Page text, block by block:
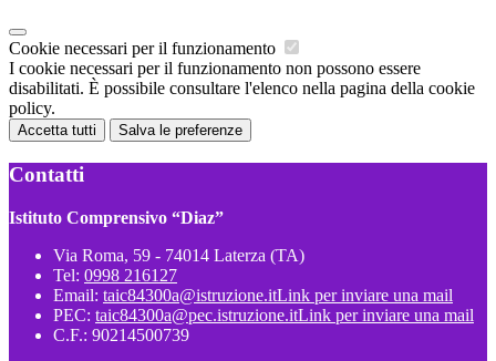
Cookie necessari per il funzionamento
I cookie necessari per il funzionamento non possono essere
disabilitati. È possibile consultare l'elenco nella pagina della cookie
policy.
Accetta tutti Salva le preferenze
Contatti
Istituto Comprensivo “Diaz”
Via Roma, 59 - 74014 Laterza (TA)
Tel: 0998 216127
Email: taic84300a@istruzione.itLink per inviare una mail
PEC: taic84300a@pec.istruzione.itLink per inviare una mail
C.F.: 90214500739